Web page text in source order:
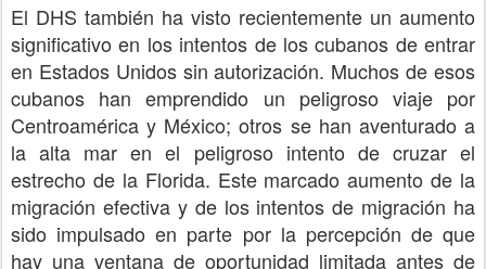
El DHS también ha visto recientemente un aumento
significativo en los intentos de los cubanos de entrar
en Estados Unidos sin autorización. Muchos de esos
cubanos han emprendido un peligroso viaje por
Centroamérica y México; otros se han aventurado a
la alta mar en el peligroso intento de cruzar el
estrecho de la Florida. Este marcado aumento de la
migración efectiva y de los intentos de migración ha
sido impulsado en parte por la percepción de que
hay una ventana de oportunidad limitada antes de